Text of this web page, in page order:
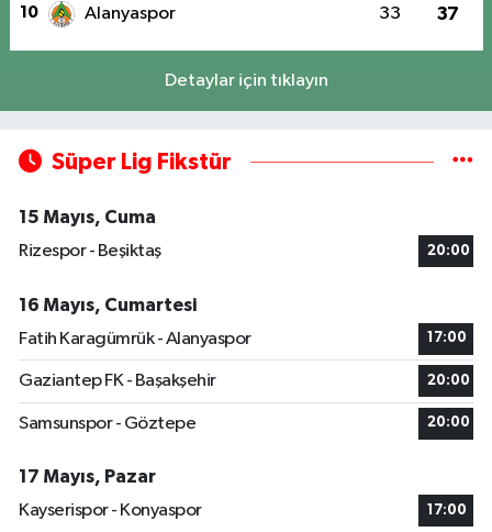
10 Alanyaspor 33 37
Detaylar için tıklayın
Süper Lig Fikstür
15 Mayıs, Cuma
Rizespor - Beşiktaş
20:00
16 Mayıs, Cumartesi
Fatih Karagümrük - Alanyaspor
17:00
Gaziantep FK - Başakşehir 20:00
Samsunspor - Göztepe 20:00
17 Mayıs, Pazar
Kayserispor - Konyaspor
17:00